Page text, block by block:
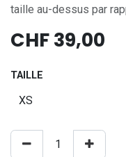
taille au-dessus par
CHF39,00
TAILLE